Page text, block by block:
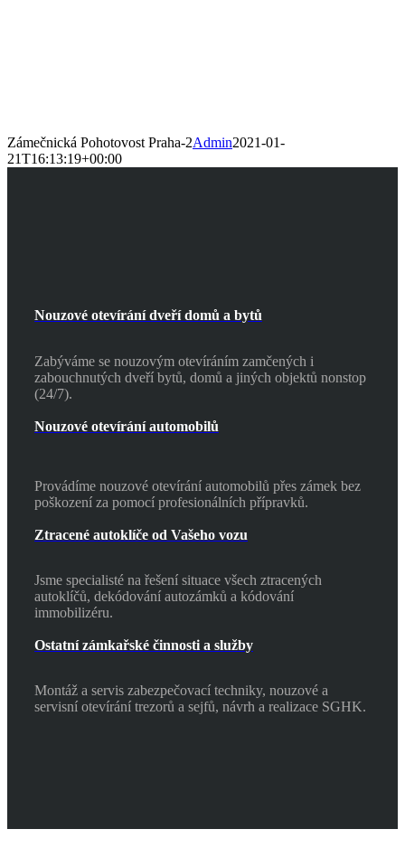
Zámečnická Pohotovost Praha-2Admin2021-01-
21T16:13:19+00:00
Nouzové otevírání dveří domů a bytů
Zabýváme se nouzovým otevíráním zamčených i
zabouchnutých dveří bytů, domů a jiných objektů nonstop
(24/7).
Nouzové otevírání automobilů
Provádíme nouzové otevírání automobilů přes zámek bez
poškození za pomocí profesionálních přípravků.
Ztracené autoklíče od Vašeho vozu
Jsme specialisté na řešení situace všech ztracených
autoklíčů, dekódování autozámků a kódování
immobilizéru.
Ostatní zámkařské činnosti a služby
Montáž a servis zabezpečovací techniky, nouzové a
servisní otevírání trezorů a sejfů, návrh a realizace SGHK.